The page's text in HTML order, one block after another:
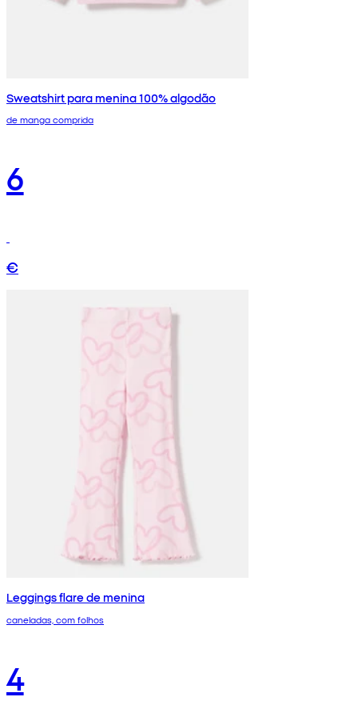
Sweatshirt para menina 100% algodão
de manga comprida
6
€
Leggings flare de menina
caneladas, com folhos
4